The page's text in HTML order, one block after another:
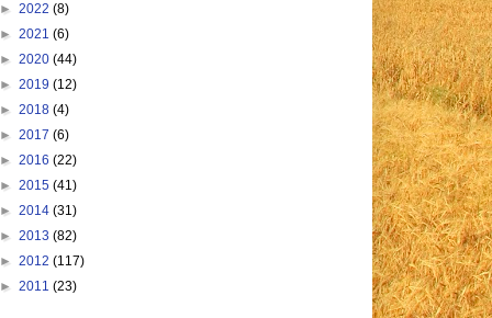
► 2022 (8)
► 2021 (6)
► 2020 (44)
► 2019 (12)
► 2018 (4)
► 2017 (6)
► 2016 (22)
► 2015 (41)
► 2014 (31)
► 2013 (82)
► 2012 (117)
► 2011 (23)